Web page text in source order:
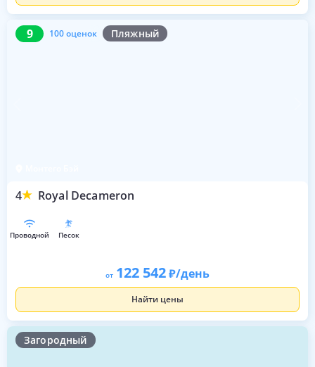
9 100 оценок Пляжный
4 Royal Decameron
9 100 оценок
проводной песок
от 122 542 /день
Найти цены
Загородный